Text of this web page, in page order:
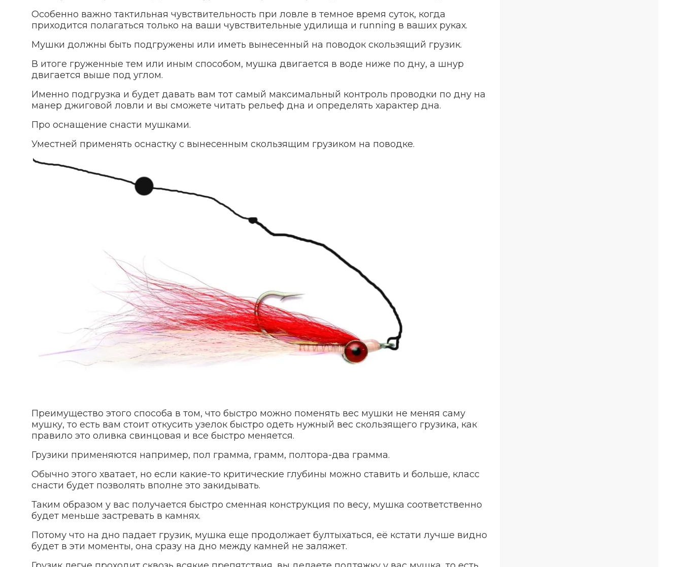
Особенно важно тактильная чувствительность при ловле в темное время суток, когда
приходится полагаться только на ваши чувствительные удилища и running в ваших руках.
Мушки должны быть подгружены или иметь вынесенный на поводок скользящий грузик.
В итоге груженные тем или иным способом, мушка двигается в воде ниже по дну, а шнур
двигается выше под углом.
Именно подгрузка и будет давать вам тот самый максимальный контроль проводки по дну на
манер джиговой ловли и вы сможете читать рельеф дна и определять характер дна.
Про оснащение снасти мушками.
Уместней применять оснастку с вынесенным скользящим грузиком на поводке.
Преимущество этого способа в том, что быстро можно поменять вес мушки не меняя саму
мушку, то есть вам стоит откусить узелок быстро одеть нужный вес скользящего грузика, как
правило это оливка свинцовая и все быстро меняется.
Грузики применяются например, пол грамма, грамм, полтора-два грамма.
Обычно этого хватает, но если какие-то критические глубины можно ставить и больше, класс
снасти будет позволять вполне это закидывать.
Таким образом у вас получается быстро сменная конструкция по весу, мушка соответственно
будет меньше застревать в камнях.
Потому что на дно падает грузик, мушка еще продолжает бултыхаться, её кстати лучше видно
будет в эти моменты, она сразу на дно между камней не заляжет.